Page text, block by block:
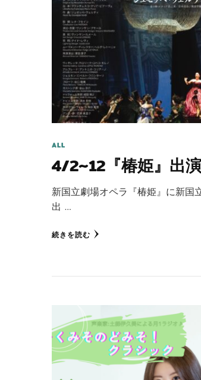
ALL
4/2~12『椿姫』出演
新国立劇場オペラ『椿姫』に新国
出 …
続きを読む